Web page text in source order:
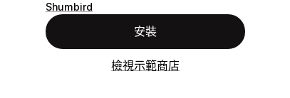
Shumbird
安裝
檢視示範商店